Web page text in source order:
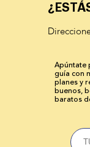
Apúntate
guía con
planes y
buenos,
baratos